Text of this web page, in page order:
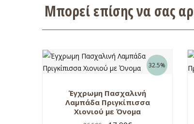
Μπορεί επίσης να σας
32.5%
Έγχρωμη Πασχαλινή
Λαμπάδα Πριγκίπισσα
Χιονιού με Όνομα